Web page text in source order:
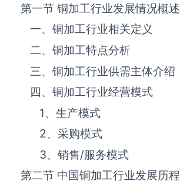
第一节 ‌‌‌‌‌‌‌铜加工‌‌‌‌‌‌‌‌‌‌‌‌‌‌‌‌‌‌‌行业发展情况概述
一、‌‌‌‌‌‌‌铜加工‌‌‌‌‌‌‌‌‌‌‌‌‌‌‌‌‌‌‌行业相关定义
二、‌‌‌‌‌‌‌铜加工‌‌‌‌‌‌‌‌‌‌‌‌‌‌‌‌‌‌‌特点分析
三、‌‌‌‌‌‌‌铜加工‌‌‌‌‌‌‌‌‌‌‌‌‌‌‌‌‌‌‌行业供需主体介绍
四、‌‌‌‌‌‌‌铜加工‌‌‌‌‌‌‌‌‌‌‌‌‌‌‌‌‌‌‌行业经营模式
1、生产模式
2、采购模式
3、销售/服务模式
第二节 中国‌‌‌‌‌‌‌铜加工‌‌‌‌‌‌‌‌‌‌‌‌‌‌‌‌‌‌‌行业发展历程